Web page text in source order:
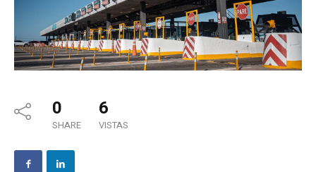
0
SHARE
6
VISTAS